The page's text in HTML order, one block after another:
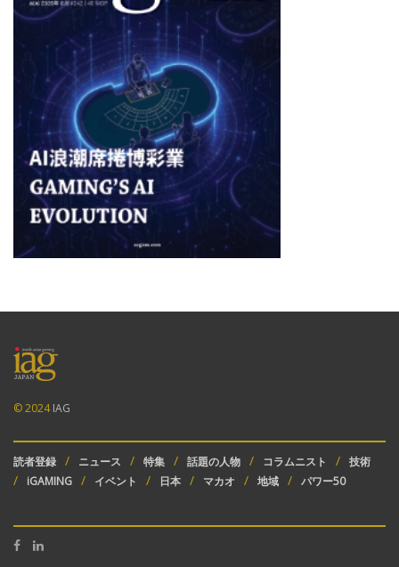
© 2024IAG
読者登録 ニュース 特集 話題の人物 コラムニスト
技術
iGAMING
イベント 日本 マカオ 地域 パワー50